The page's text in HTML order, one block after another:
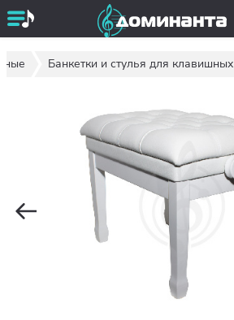
Банкетки и стулья для клавишных